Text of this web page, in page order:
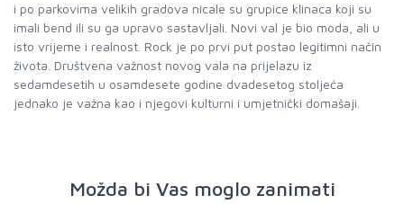
i po parkovima velikih gradova nicale su grupice klinaca koji su
imali bend ili su ga upravo sastavljali. Novi val je bio moda, ali u
isto vrijeme i realnost. Rock je po prvi put postao legitimni način
života. Društvena važnost novog vala na prijelazu iz
sedamdesetih u osamdesete godine dvadesetog stoljeća
jednako je važna kao i njegovi kulturni i umjetnički domašaji.
Možda bi Vas moglo zanimati